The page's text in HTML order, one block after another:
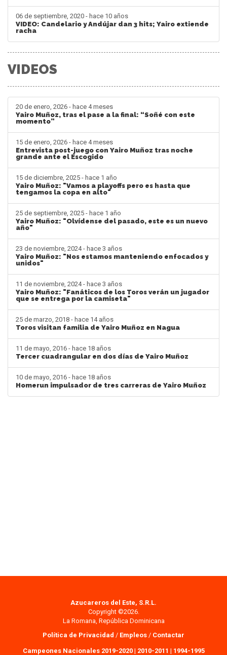
06 de septiembre, 2020 - hace 10 años
VIDEO: Candelario y Andújar dan 3 hits; Yairo extiende
racha
VIDEOS
20 de enero, 2026 - hace 4 meses
Yairo Muñoz, tras el pase a la final: “Soñé con este
momento”
15 de enero, 2026 - hace 4 meses
Entrevista post-juego con Yairo Muñoz tras noche
grande ante el Escogido
15 de diciembre, 2025 - hace 1 año
Yairo Muñoz: "Vamos a playoffs pero es hasta que
tengamos la copa en alto"
25 de septiembre, 2025 - hace 1 año
Yairo Muñoz: "Olvídense del pasado, este es un nuevo
año"
23 de noviembre, 2024 - hace 3 años
Yairo Muñoz: "Nos estamos manteniendo enfocados y
unidos"
11 de noviembre, 2024 - hace 3 años
Yairo Muñoz: "Fanáticos de los Toros verán un jugador
que se entrega por la camiseta"
25 de marzo, 2018 - hace 14 años
Toros visitan familia de Yairo Muñoz en Nagua
11 de mayo, 2016 - hace 18 años
Tercer cuadrangular en dos días de Yairo Muñoz
10 de mayo, 2016 - hace 18 años
Homerun impulsador de tres carreras de Yairo Muñoz
Azucareros del Este, S.R.L.
Copyright ©2026.
La Romana, República Dominicana
Política de Privacidad / Empleos / Contactar
Campeones Nacionales 2019-2020| 2010-2011 | 1994-1995